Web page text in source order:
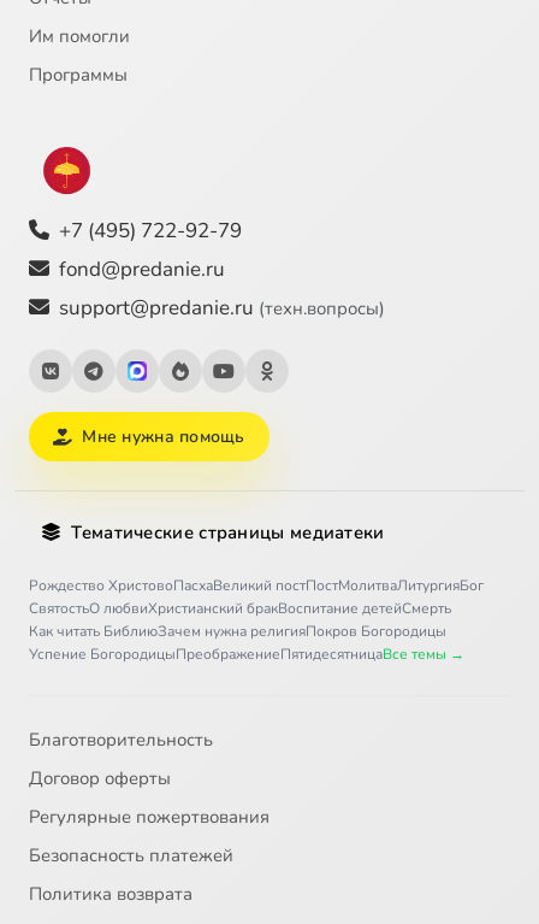
Им помогли
Программы
+7 (495) 722-92-79
fond@predanie.ru
support@predanie.ru (техн.вопросы)
Мне нужна помощь
Тематические страницы медиатеки
Рождество ХристовоПасхаВеликий постПостМолитваЛитургияБог
СвятостьО любвиХристианский бракВоспитание детейСмерть
Как читать БиблиюЗачем нужна религияПокров Богородицы
Успение БогородицыПреображениеПятидесятницаВсе темы →
Благотворительность
Договор оферты
Регулярные пожертвования
Безопасность платежей
Политика возврата